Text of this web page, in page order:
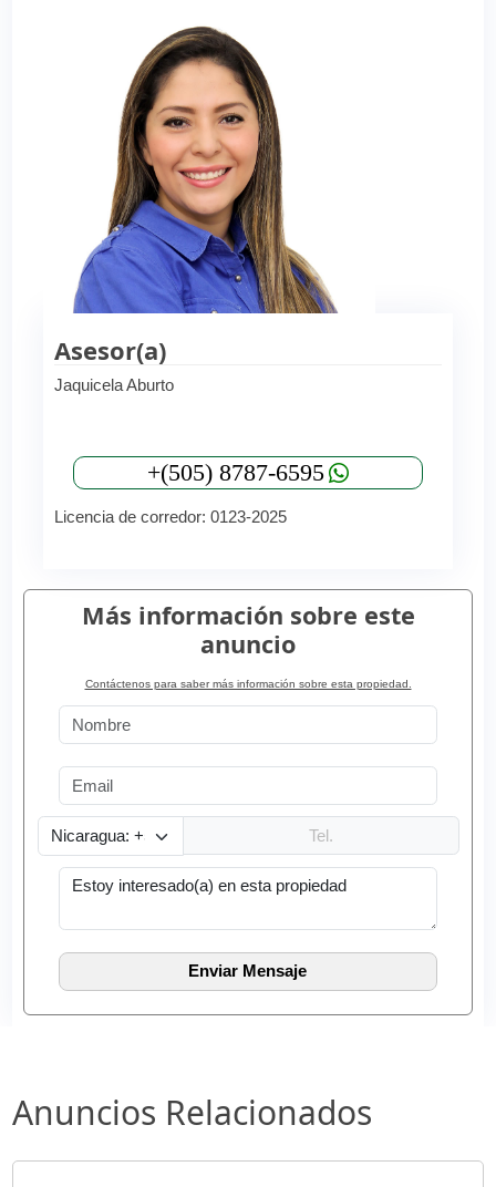
Asesor(a)
Jaquicela Aburto
+(505) 8787-6595
Licencia de corredor: 0123-2025
Más información sobre este
anuncio
Contáctenos para saber más información sobre esta propiedad.
Anuncios Relacionados